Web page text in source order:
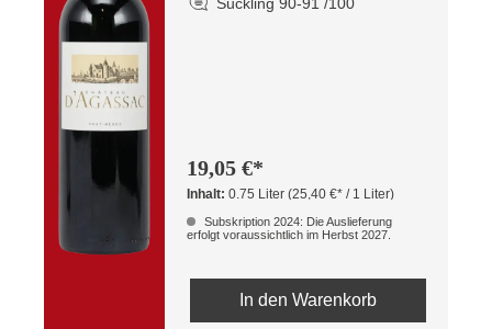
Suckling 90-91 /100
19,05 €*
Inhalt:0.75 Liter(25,40 €* / 1 Liter)
Subskription 2024: Die Auslieferung
erfolgt voraussichtlich im Herbst 2027.
In den Warenkorb